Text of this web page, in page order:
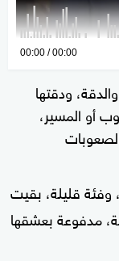
0
seconds
00:00 00:00
ودقتها
أو المسير،
قليلة، بقيت
مدفوعة بعشقها